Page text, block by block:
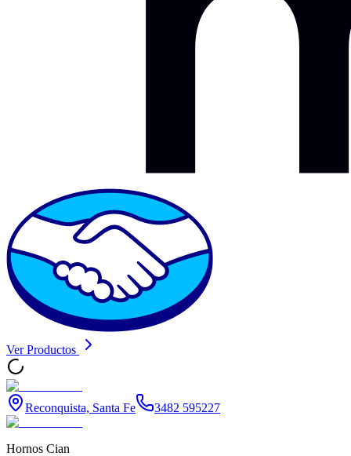
Ver Productos
Reconquista, Santa Fe 3482 595227
Hornos Cian